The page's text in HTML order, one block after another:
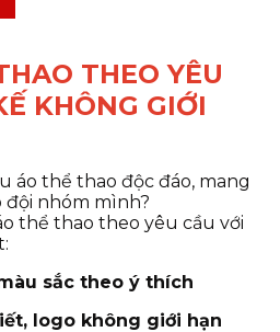
THEO YÊU
KHÔNG GIỚI
áo thể thao độc đáo, mang
đội nhóm mình?
thể thao theo yêu cầu với
sắc theo ý thích
logo không giới hạn